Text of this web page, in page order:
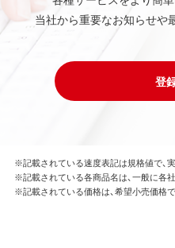
当社から重要なお知らせや
登
※記載されている速度表記は規格値で、
※記載されている各商品名は、一般に各
※記載されている価格は、希望小売価格で